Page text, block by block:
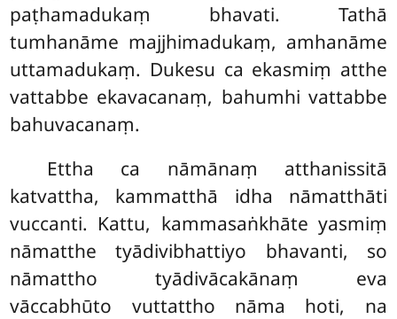
paṭhamadukaṃ bhavati. Tathā
tumhanāme majjhimadukaṃ, amhanāme
uttamadukaṃ. Dukesu ca ekasmiṃ atthe
vattabbe ekavacanaṃ, bahumhi vattabbe
bahuvacanaṃ.
Ettha ca nāmānaṃ atthanissitā
katvattha, kammatthā idha nāmatthāti
vuccanti. Kattu, kammasaṅkhāte yasmiṃ
nāmatthe tyādivibhattiyo bhavanti, so
nāmattho tyādivācakānaṃ eva
vāccabhūto vuttattho nāma hoti, na